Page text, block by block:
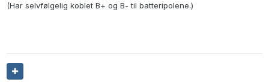
(Har selvfølgelig koblet B+ og B- til batteripolene.)